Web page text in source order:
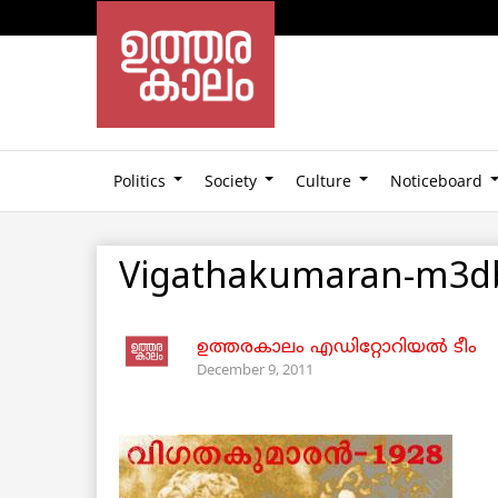
Politics Society Culture Noticeboard
Vigathakumaran-
ഉത്തരകാലം എഡിറ്റോറിയല്‍ ടീം
December 9, 2011